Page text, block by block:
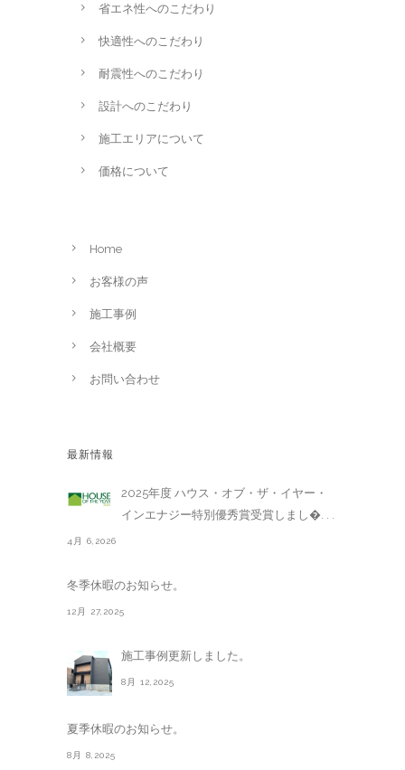
省エネ性へのこだわり
快適性へのこだわり
耐震性へのこだわり
設計へのこだわり
施工エリアについて
価格について
Home
お客様の声
施工事例
会社概要
お問い合わせ
最新情報
2025年度 ハウス・オブ・ザ・イヤー・
インエナジー特別優秀賞受賞しまし�. . .
4月 6,2026
冬季休暇のお知らせ。
12月 27,2025
施工事例更新しました。
8月 12,2025
夏季休暇のお知らせ。
8月 8,2025